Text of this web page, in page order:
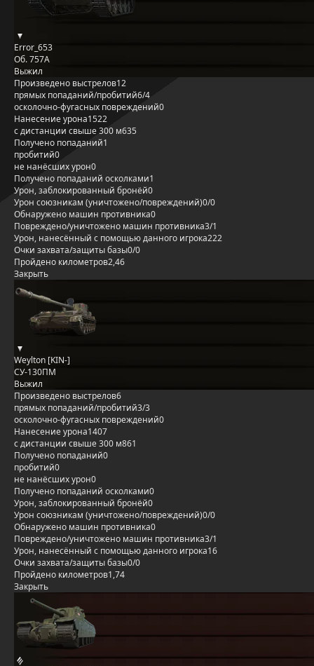
Error_653
Об. 757А
Выжил
Произведено выстрелов12
прямых попаданий/пробитий6/4
осколочно-фугасных повреждений0
Нанесение урона1522
с дистанции свыше 300 м635
Получено попаданий1
пробитий0
не нанёсших урон0
Получено попаданий осколками1
Урон, заблокированный бронёй0
Урон союзникам (уничтожено/повреждений)0/0
Обнаружено машин противника0
Повреждено/уничтожено машин противника3/1
Урон, нанесённый с помощью данного игрока222
Очки захвата/защиты базы0/0
Пройдено километров2,46
Закрыть
Weylton [KIN-]
СУ-130ПМ
Выжил
Произведено выстрелов6
прямых попаданий/пробитий3/3
осколочно-фугасных повреждений0
Нанесение урона1407
с дистанции свыше 300 м861
Получено попаданий0
пробитий0
не нанёсших урон0
Получено попаданий осколками0
Урон, заблокированный бронёй0
Урон союзникам (уничтожено/повреждений)0/0
Обнаружено машин противника0
Повреждено/уничтожено машин противника3/1
Урон, нанесённый с помощью данного игрока16
Очки захвата/защиты базы0/0
Пройдено километров1,74
Закрыть